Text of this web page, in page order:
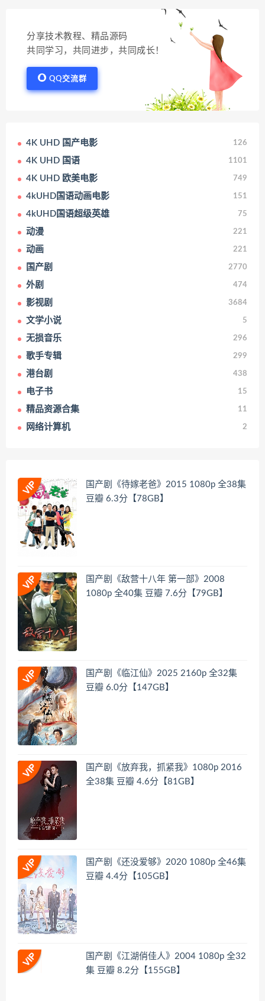
分享技术教程、精品源码
共同学习，共同进步，共同成长！
QQ交流群
4K UHD 国产电影 126
4K UHD 国语 1101
4K UHD 欧美电影 749
4kUHD国语动画电影 151
4kUHD国语超级英雄 75
动漫 221
动画 221
国产剧 2770
外剧 474
影视剧 3684
文学小说 5
无损音乐 296
歌手专辑 299
港台剧 438
电子书 15
精品资源合集 11
网络计算机 2
国产剧《待嫁老爸》2015 1080p 全38集
豆瓣 6.3分【78GB】
国产剧《敌营十八年 第一部》2008
1080p 全40集 豆瓣 7.6分【79GB】
国产剧《临江仙》2025 2160p 全32集
豆瓣 6.0分【147GB】
国产剧《放弃我，抓紧我》1080p 2016
全38集 豆瓣 4.6分【81GB】
国产剧《还没爱够》2020 1080p 全46集
豆瓣 4.4分【105GB】
国产剧《江湖俏佳人》2004 1080p 全32
集 豆瓣 8.2分【155GB】